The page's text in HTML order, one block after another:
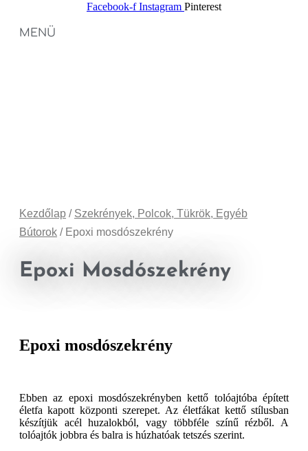
Facebook-f Instagram Pinterest
MENÜ
Kezdőlap / Szekrények, Polcok, Tükrök, Egyéb
Bútorok / Epoxi mosdószekrény
Epoxi Mosdószekrény
Epoxi mosdószekrény
Ebben az epoxi mosdószekrényben kettő tolóajtóba épített
életfa kapott központi szerepet. Az életfákat kettő stílusban
készítjük acél huzalokból, vagy többféle színű rézből. A
tolóajtók jobbra és balra is húzhatóak tetszés szerint.